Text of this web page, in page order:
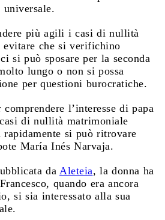
più agili i casi di nullità
che si verifichino
si può sposare per la seconda
lungo o non si possa
per questioni burocratiche.
l’interesse di papa
di nullità matrimoniale
rapidamente si può ritrovare
María Inés Narvaja.
da Aleteia, la donna ha
quando era ancora
si sia interessato alla sua